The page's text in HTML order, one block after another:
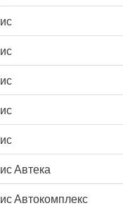
Автека
Автокомплекс